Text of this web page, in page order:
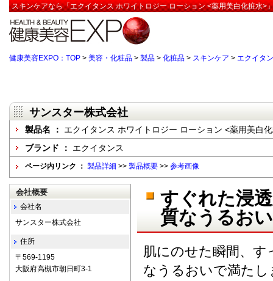
スキンケアなら「エクイタンス ホワイトロジー ローション <薬用美白化粧水>
健康美容EXPO：TOP > 美容・化粧品 > 製品 > 化粧品 > スキンケア > エクイタ
サンスター株式会社
製品名 ： エクイタンス ホワイトロジー ローション <薬用美白
ブランド ： エクイタンス
ページ内リンク ： 製品詳細 >> 製品概要 >> 参考画像
すぐれた浸
質なうるお
肌にのせた瞬間、す
なうるおいで満たし
会社概要
会社名
サンスター株式会社
住所
〒569-1195
大阪府高槻市朝日町3-1